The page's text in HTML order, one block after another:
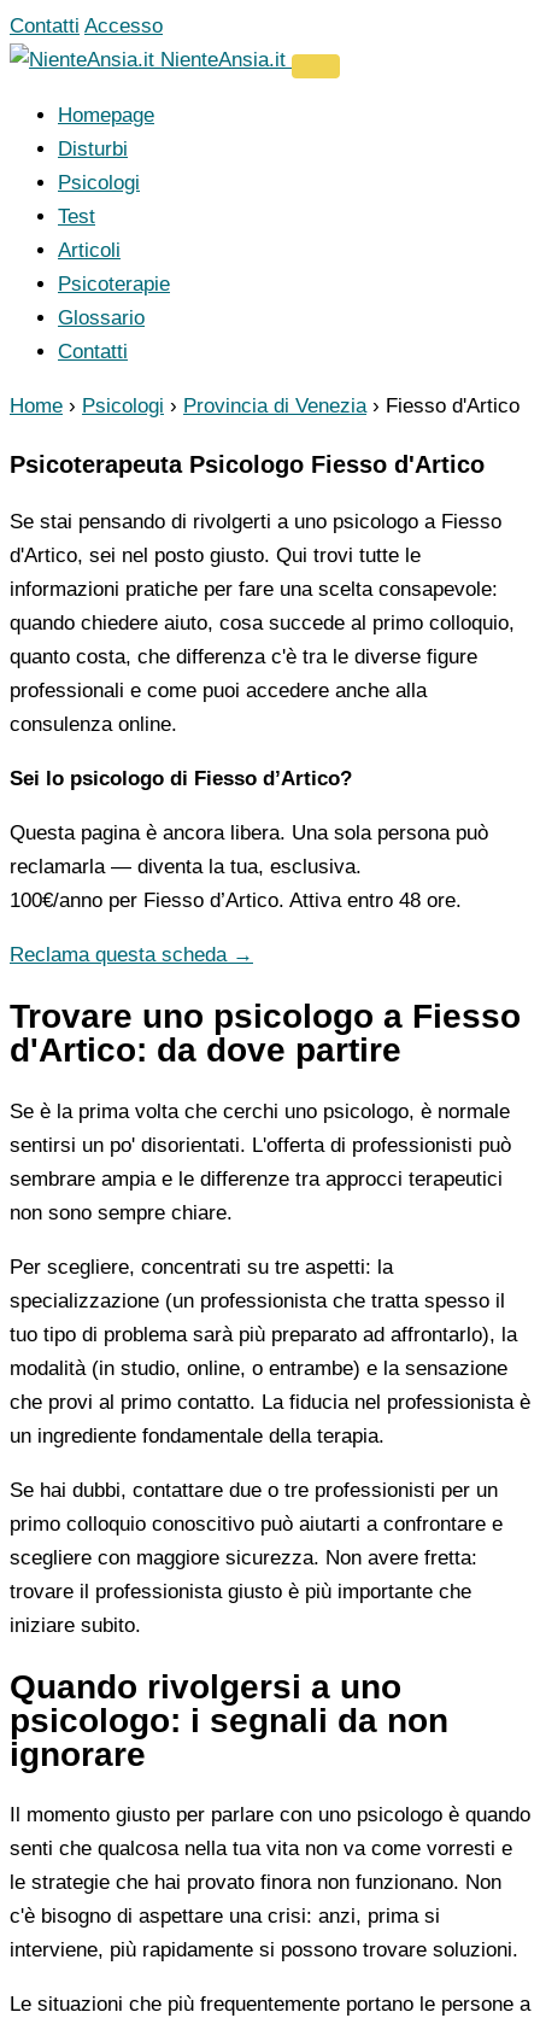
Vai
al
Contatti Accesso
NienteAnsia.it
Homepage
Disturbi
Psicologi
Test
Articoli
Psicoterapie
Glossario
Contatti
Home › Psicologi › Provincia di Venezia › Fiesso d'Artico
Psicoterapeuta Psicologo Fiesso d'Artico
Se stai pensando di rivolgerti a uno psicologo a Fiesso
d'Artico, sei nel posto giusto. Qui trovi tutte le
informazioni pratiche per fare una scelta consapevole:
quando chiedere aiuto, cosa succede al primo colloquio,
quanto costa, che differenza c'è tra le diverse figure
professionali e come puoi accedere anche alla
consulenza online.
Sei lo psicologo di Fiesso d’Artico?
Questa pagina è ancora libera. Una sola persona può
reclamarla — diventa la tua, esclusiva.
100€/anno per Fiesso d’Artico. Attiva entro 48 ore.
Reclama questa scheda →
Trovare uno psicologo a Fiesso
d'Artico: da dove partire
Se è la prima volta che cerchi uno psicologo, è normale
sentirsi un po' disorientati. L'offerta di professionisti può
sembrare ampia e le differenze tra approcci terapeutici
non sono sempre chiare.
Per scegliere, concentrati su tre aspetti: la
specializzazione (un professionista che tratta spesso il
tuo tipo di problema sarà più preparato ad affrontarlo), la
modalità (in studio, online, o entrambe) e la sensazione
che provi al primo contatto. La fiducia nel professionista è
un ingrediente fondamentale della terapia.
Se hai dubbi, contattare due o tre professionisti per un
primo colloquio conoscitivo può aiutarti a confrontare e
scegliere con maggiore sicurezza. Non avere fretta:
trovare il professionista giusto è più importante che
iniziare subito.
Quando rivolgersi a uno
psicologo: i segnali da non
ignorare
Il momento giusto per parlare con uno psicologo è quando
senti che qualcosa nella tua vita non va come vorresti e
le strategie che hai provato finora non funzionano. Non
c'è bisogno di aspettare una crisi: anzi, prima si
interviene, più rapidamente si possono trovare soluzioni.
Le situazioni che più frequentemente portano le persone a